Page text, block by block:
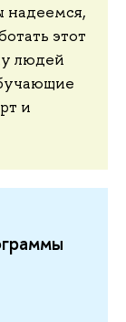
надеемся,
этот
людей
и